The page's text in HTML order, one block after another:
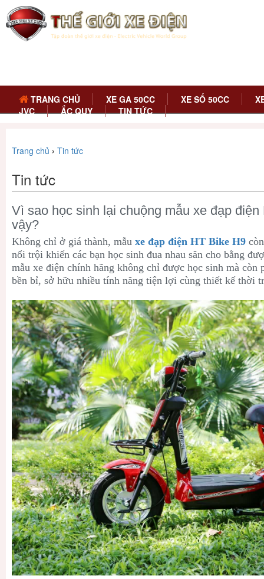
TRANG CHỦ XE GA 50CC XE SỐ 50CC
JVC
ẮC QUY TIN TỨC
Trang chủ › Tin tức
Tin tức
Vì sao học sinh lại chuộng mẫu xe đạp
vậy?
Không chỉ ở giá thành, mẫu xe đạp điện HT Bike H9
nổi trội khiến các bạn học sinh đua nhau săn cho bằng
mẫu xe điện chính hãng không chỉ được học sinh mà còn
bền bỉ, sở hữu nhiều tính năng tiện lợi cùng thiết kế thời